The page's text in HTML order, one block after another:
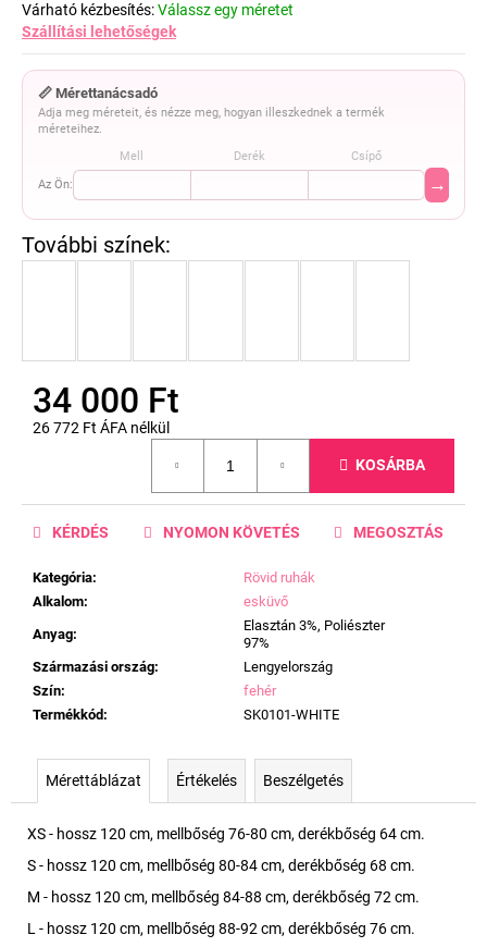
Várható kézbesítés:Válassz egy méretet
Szállítási lehetőségek
📏 Mérettanácsadó
Adja meg méreteit, és nézze meg, hogyan illeszkednek a termék
méreteihez.
Mell
Derék Csípő
Az Ön: →
34 000 Ft
26 772 Ft ÁFA nélkül
KOSÁRBA
Kategória:
Rövid ruhák
Alkalom:
esküvő
Anyag:
Elasztán 3%, Poliészter
97%
Származási ország:
Lengyelország
Szín:
fehér
Termékkód: SK0101-WHITE
KÉRDÉS NYOMON KÖVETÉS MEGOSZTÁS
Mérettáblázat Értékelés Beszélgetés
XS - hossz 120 cm, mellbőség 76-80 cm, derékbőség 64 cm.
S - hossz 120 cm, mellbőség 80-84 cm, derékbőség 68 cm.
M - hossz 120 cm, mellbőség 84-88 cm, derékbőség 72 cm.
L - hossz 120 cm, mellbőség 88-92 cm, derékbőség 76 cm.